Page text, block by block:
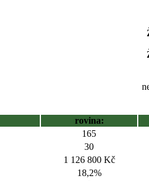
rovina:
165
30
1 126 800 Kč
18,2%